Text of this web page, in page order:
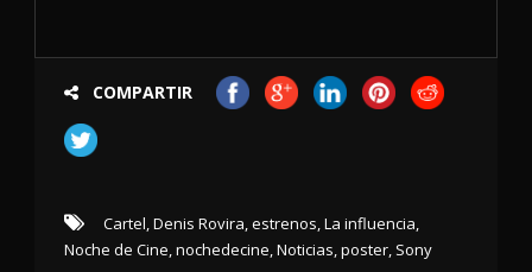
COMPARTIR
Cartel,Denis Rovira,estrenos,La influencia,
Noche de Cine,nochedecine,Noticias,poster, Sony